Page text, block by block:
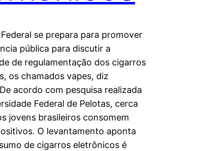
se prepara para promover
pública para discutir a
de regulamentação dos cigarros
os chamados vapes, diz
acordo com pesquisa realizada
Federal de Pelotas, cerca
jovens brasileiros consomem
O levantamento aponta
de cigarros eletrônicos é